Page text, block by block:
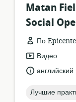
Matan
Social
По
формат
ресурса:
Видео
язык:английский
topic:
Лучшие